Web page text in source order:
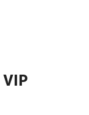
Mobilita